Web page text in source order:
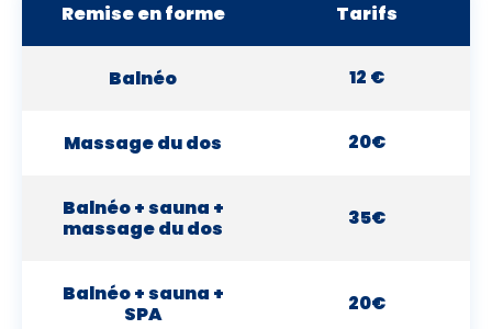
Remise en forme Tarifs
Balnéo 12 €
Massage du dos 20€
Balnéo + sauna +
massage du dos
35€
Balnéo + sauna +
SPA
20€